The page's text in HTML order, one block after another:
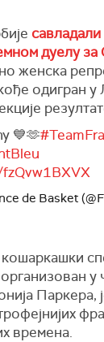
дуелу за
женска
одигран
💙🫶
de Basket
у
Паркера,
времена.